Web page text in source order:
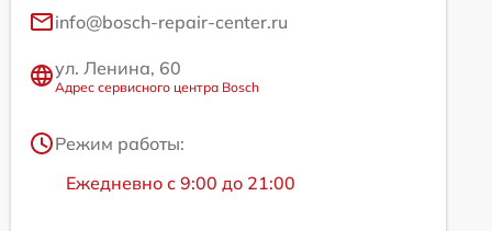
info@bosch-repair-center.ru
ул. Ленина, 60
Адрес сервисного центра Bosch
Режим работы:
Ежедневно с 9:00 до 21:00